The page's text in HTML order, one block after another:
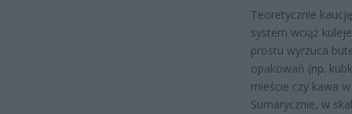
Teoretycznie
system wciąż
prostu wyrzuca
opakowań (np.
mieście czy kawa
Sumarycznie, w